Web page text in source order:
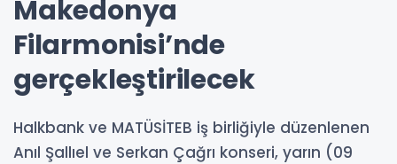
Makedonya
Filarmonisi’nde
gerçekleştirilecek
Halkbank ve MATÜSİTEB iş birliğiyle düzenlenen
Anıl Şallıel ve Serkan Çağrı konseri, yarın (09